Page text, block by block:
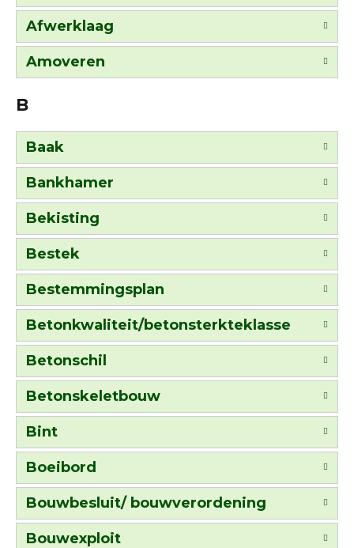
Afwerklaag
Amoveren
B
Baak
Bankhamer
Bekisting
Bestek
Bestemmingsplan
Betonkwaliteit/betonsterkteklasse
Betonschil
Betonskeletbouw
Bint
Boeibord
Bouwbesluit/ bouwverordening
Bouwexploit